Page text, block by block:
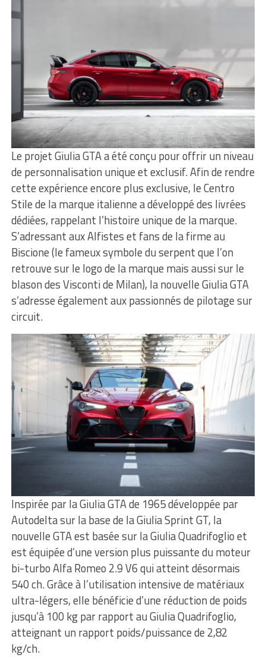
Le projet Giulia GTA a été conçu pour offrir un niveau
de personnalisation unique et exclusif. Afin de rendre
cette expérience encore plus exclusive, le Centro
Stile de la marque italienne a développé des livrées
dédiées, rappelant l’histoire unique de la marque.
S’adressant aux Alfistes et fans de la firme au
Biscione (le fameux symbole du serpent que l’on
retrouve sur le logo de la marque mais aussi sur le
blason des Visconti de Milan), la nouvelle Giulia GTA
s’adresse également aux passionnés de pilotage sur
circuit.
Inspirée par la Giulia GTA de 1965 développée par
Autodelta sur la base de la Giulia Sprint GT, la
nouvelle GTA est basée sur la Giulia Quadrifoglio et
est équipée d’une version plus puissante du moteur
bi-turbo Alfa Romeo 2.9 V6 qui atteint désormais
540 ch. Grâce à l’utilisation intensive de matériaux
ultra-légers, elle bénéficie d’une réduction de poids
jusqu’à 100 kg par rapport au Giulia Quadrifoglio,
atteignant un rapport poids/puissance de 2,82
kg/ch.